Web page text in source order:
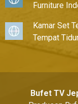
Furniture
Kamar Set
Tempat
Bufet TV